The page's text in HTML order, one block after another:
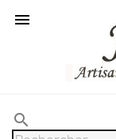

search